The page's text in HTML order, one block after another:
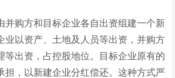
并购方和目标企业各自出资组建一个新
业以资产、土地及人员等出资，并购方
等出资，占控股地位。目标企业原有的
担，以新建企业分红偿还。这种方式严